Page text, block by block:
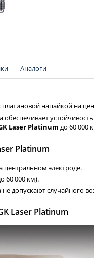
Аналоги
напайкой на
Laser Platinum до 60 000
Platinum
центральном электроде.
60 000 км).
допускают случайного
Laser Platinum